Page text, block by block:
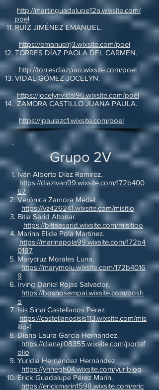
http://martinguadalupe12a.wixsite.com/
poel
RUÍZ JIMÉNEZ EMANUEL.
https://emanuelrj3.wixsite.com/poel
TORRES DÍAZ PAOLA DEL CARMEN.
http://torresdiazpao.wixsite.com/poel
VIDAL GÓMEZ JOCELYN.
https://jocelynvidal96.wixsite.com/poel
ZAMORA CASTILLO JUANA PAULA.
https://jpaulazc1.wixsite.com/poel
Grupo 2V
Iván Alberto Díaz Ramirez.
https://diazivan99.wixsite.com/172b400
67
Verónica Zamora Medel.
https://vz426241.wixsite.com/misitio
Bitia Sarid Altonar.
https://bitiaasarid.wixsite.com/misitioo
Marina Elide Pola Martínez.
https://marinapola99.wixsite.com/172b4
0187
Marycruz Morales Luna.
https://marymolu.wixsite.com/172b4016
9
Irving Daniel Rojas Salvador.
https://boshosempai.wixsite.com/bosh
o
Isis Sinaí Castellanos Pérez.
https://castellanosisis113.wixsite.com/mis
itio-1
Diana Laura García Hernández.
https://dianajl08355.wixsite.com/portaf
olio
Yuridia Hernández Hernández.
https://yhhegh04.wixsite.com/yuriblog
Erick Guadalupe Pérez Marín.
https://erickmarin1598.wixsite.com/eric